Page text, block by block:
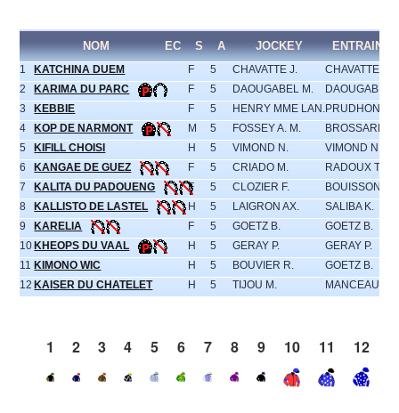
NOM EC S A JOCKEY
1 KATCHINA DUEM F 5 CHAVATTE J.
CHAVATTE J.
2
KARIMA DU PARC F 5 DAOUGABEL M.
DAOUGABEL
3
KEBBIE F 5 HENRY MME LAN.PRUDHON E.
4
KOP DE NARMONT M 5 FOSSEY A. M.
BROSSARD
5
KIFILL CHOISI H 5 VIMOND N.
VIMOND N.
6
KANGAE DE GUEZ F 5 CRIADO M.
RADOUX T.
7
KALITA DU PADOUENG F 5 CLOZIER F.
BOUISSON S.
8
KALLISTO DE LASTEL H 5 LAIGRON AX.
SALIBA K.
9
KARELIA F 5 GOETZ B.
GOETZ B.
10 KHEOPS DU VAAL H 5 GERAY P.
GERAY P.
11 KIMONO WIC H 5 BOUVIER R.
GOETZ B.
12 KAISER DU CHATELET H 5 TIJOU M. MANCEAU
1 2 3 4 5 6 7 8 9 10 11 12